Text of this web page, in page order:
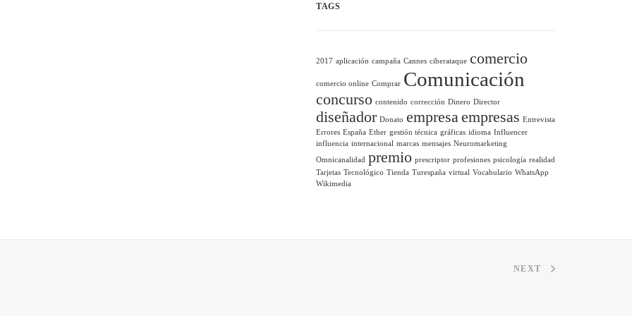
TAGS
2017 aplicación campaña Cannes ciberataque comercio
comercio online Comprar Comunicación
concurso contenido corrección Dinero Director
diseñador Donato empresaempresas Entrevista
Errores España Ether gestión técnica gráficas idioma Influencer
influencia internacional marcas mensajes Neuromarketing
Omnicanalidad premio prescriptor profesiones psicología realidad
Tarjetas Tecnológico Tienda Turespaña virtual Vocabulario WhatsApp
Wikimedia
NEXT